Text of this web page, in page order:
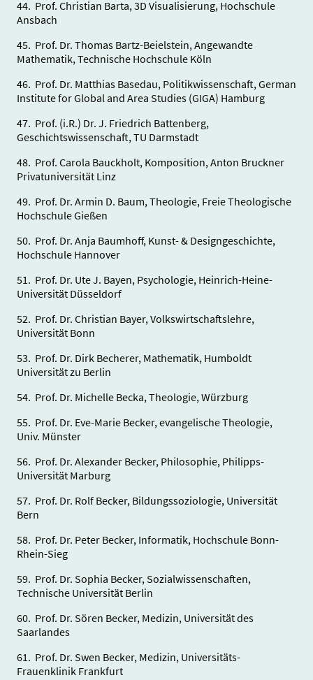
44. Prof. Christian Barta, 3D Visualisierung, Hochschule
Ansbach
45. Prof. Dr. Thomas Bartz-Beielstein, Angewandte
Mathematik, Technische Hochschule Köln
46. Prof. Dr. Matthias Basedau, Politikwissenschaft, German
Institute for Global and Area Studies (GIGA) Hamburg
47. Prof. (i.R.) Dr. J. Friedrich Battenberg,
Geschichtswissenschaft, TU Darmstadt
48. Prof. Carola Bauckholt, Komposition, Anton Bruckner
Privatuniversität Linz
49. Prof. Dr. Armin D. Baum, Theologie, Freie Theologische
Hochschule Gießen
50. Prof. Dr. Anja Baumhoff, Kunst- & Designgeschichte,
Hochschule Hannover
51. Prof. Dr. Ute J. Bayen, Psychologie, Heinrich-Heine-
Universität Düsseldorf
52. Prof. Dr. Christian Bayer, Volkswirtschaftslehre,
Universität Bonn
53. Prof. Dr. Dirk Becherer, Mathematik, Humboldt
Universität zu Berlin
54. Prof. Dr. Michelle Becka, Theologie, Würzburg
55. Prof. Dr. Eve-Marie Becker, evangelische Theologie,
Univ. Münster
56. Prof. Dr. Alexander Becker, Philosophie, Philipps-
Universität Marburg
57. Prof. Dr. Rolf Becker, Bildungssoziologie, Universität
Bern
58. Prof. Dr. Peter Becker, Informatik, Hochschule Bonn-
Rhein-Sieg
59. Prof. Dr. Sophia Becker, Sozialwissenschaften,
Technische Universität Berlin
60. Prof. Dr. Sören Becker, Medizin, Universität des
Saarlandes
61. Prof. Dr. Swen Becker, Medizin, Universitäts-
Frauenklinik Frankfurt